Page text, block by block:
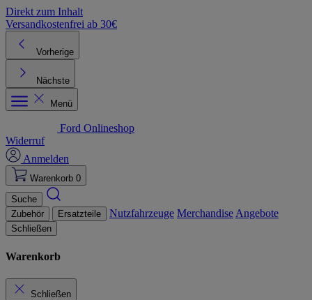
Direkt zum Inhalt
Versandkostenfrei ab 30€
Vorherige
Nächste
Menü
Ford Onlineshop
Widerruf
Anmelden
Warenkorb 0
Suche
Zubehör
Ersatzteile Nutzfahrzeuge Merchandise Angebote
Schließen
Warenkorb
Schließen